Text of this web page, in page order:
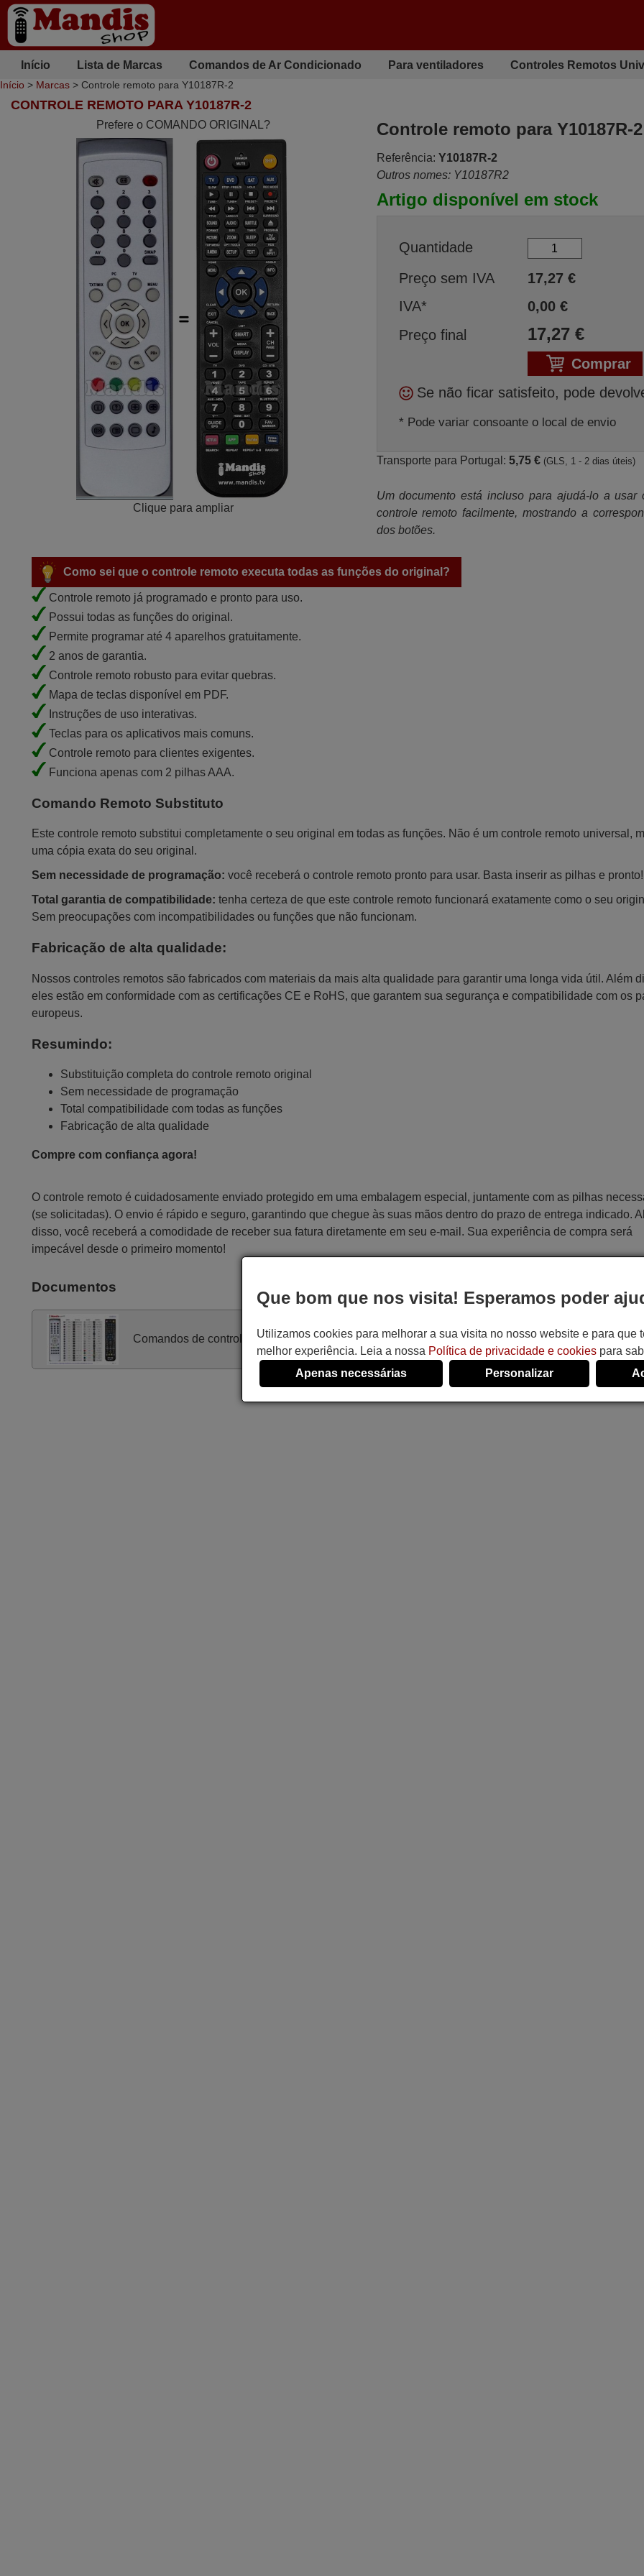
Início Lista de Marcas Comandos de Ar Condicionado Para ventiladores Controles Remotos
Início > Marcas > Controle remoto para Y10187R-2
CONTROLE REMOTO PARA Y10187R-2
Prefere o COMANDO ORIGINAL?
Clique para ampliar
Controle remoto para Y10187R-2
Referência: Y10187R-2
Outros nomes: Y10187R2
Artigo disponível em stock
Quantidade
Preço sem IVA
17,27€
IVA*
0,00€
Preço final
17,27€
Comprar
Se não ficar satisfeito, pode
* Pode variar consoante o local de envio
Transporte para Portugal: 5,75 € (GLS, 1 - 2 dias úteis)
Um documento está incluso para ajudá-lo a usar
controle remoto facilmente, mostrando a
dos botões.
Como sei que o controle remoto executa todas as funções do original?
Controle remoto já programado e pronto para uso.
Possui todas as funções do original.
Permite programar até 4 aparelhos gratuitamente.
2 anos de garantia.
Controle remoto robusto para evitar quebras.
Mapa de teclas disponível em PDF.
Instruções de uso interativas.
Teclas para os aplicativos mais comuns.
Controle remoto para clientes exigentes.
Funciona apenas com 2 pilhas AAA.
Comando Remoto Substituto
Este controle remoto substitui completamente o seu original em todas as funções. Não é um controle remoto universal,
uma cópia exata do seu original.
Sem necessidade de programação: você receberá o controle remoto pronto para usar. Basta inserir as pilhas e pronto!
Total garantia de compatibilidade: tenha certeza de que este controle remoto funcionará exatamente como o seu
Sem preocupações com incompatibilidades ou funções que não funcionam.
Fabricação de alta qualidade:
Nossos controles remotos são fabricados com materiais da mais alta qualidade para garantir uma longa vida útil. Além
eles estão em conformidade com as certificações CE e RoHS, que garantem sua segurança e compatibilidade com os
europeus.
Resumindo:
Substituição completa do controle remoto original
Sem necessidade de programação
Total compatibilidade com todas as funções
Fabricação de alta qualidade
Compre com confiança agora!
O controle remoto é cuidadosamente enviado protegido em uma embalagem especial, juntamente com as pilhas
(se solicitadas). O envio é rápido e seguro, garantindo que chegue às suas mãos dentro do prazo de entrega indicado.
disso, você receberá a comodidade de receber sua fatura diretamente em seu e-mail. Sua experiência de compra será
impecável desde o primeiro momento!
Documentos
Comandos de controle remoto
Pilha alcalina tipo AA LR03 de tensão 1.5 V
em alguns tipos de comandos à distância.
Que bom que nos visita! Esperamos poder
Utilizamos cookies para melhorar a sua visita no nosso website e para que
melhor experiência. Leia a nossa Política de privacidade e cookies para
Apenas necessárias
Personalizar